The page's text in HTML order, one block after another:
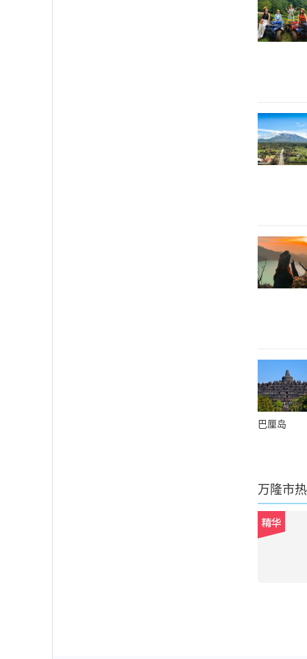
巴厘岛
万隆市